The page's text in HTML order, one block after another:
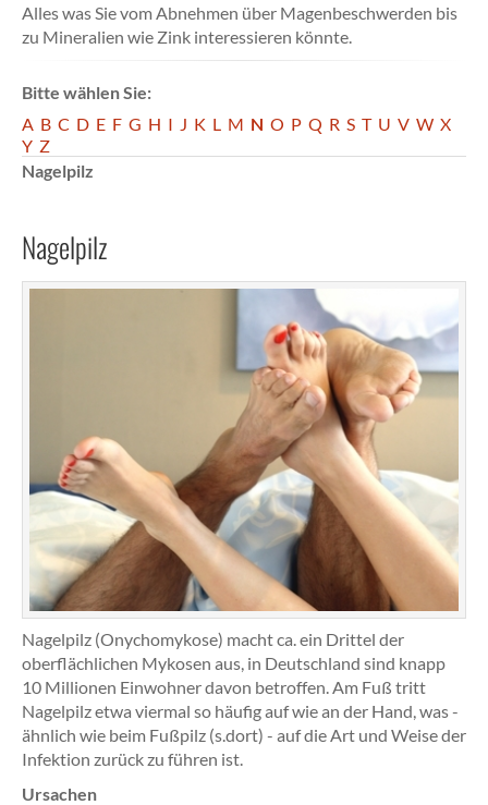
Alles was Sie vom Abnehmen über Magenbeschwerden bis
zu Mineralien wie Zink interessieren könnte.
Bitte wählen Sie:
A B C D E F G H I J K L M N O P Q R S T U V W X
Y Z
Nagelpilz
Nagelpilz
Nagelpilz (Onychomykose) macht ca. ein Drittel der
oberflächlichen Mykosen aus, in Deutschland sind knapp
10 Millionen Einwohner davon betroffen. Am Fuß tritt
Nagelpilz etwa viermal so häufig auf wie an der Hand, was -
ähnlich wie beim Fußpilz (s.dort) - auf die Art und Weise der
Infektion zurück zu führen ist.
Ursachen